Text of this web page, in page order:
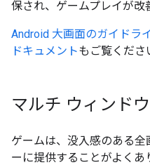
保され、ゲームプレイが改
Android 大画面のガイドラ
ドキュメントもご覧くださ
マルチ ウィンド
ゲームは、没入感のある
ーに提供することがよく